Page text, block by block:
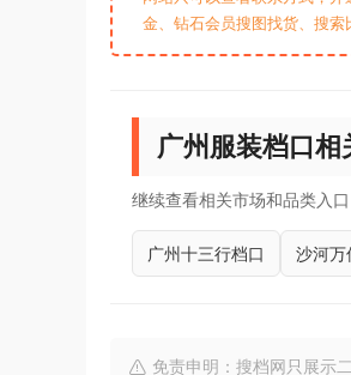
金、钻石会员搜图找货、搜索
广州服装档口相
继续查看相关市场和品类入
广州十三行档口 沙河万
免责申明：搜档网只展示